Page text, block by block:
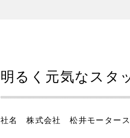
明るく元気なスタ
社名 株式会社 松井モータース